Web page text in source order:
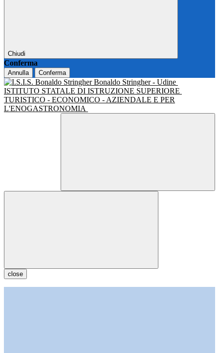
Chiudi
Conferma
Annulla Conferma
Bonaldo Stringher - Udine
ISTITUTO STATALE DI ISTRUZIONE SUPERIORE
TURISTICO - ECONOMICO - AZIENDALE E PER
L'ENOGASTRONOMIA
close